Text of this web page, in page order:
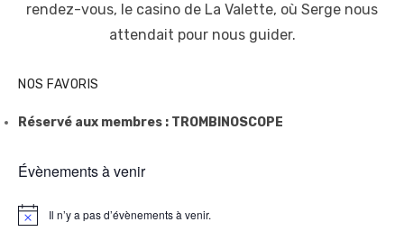
rendez-vous, le casino de La Valette, où Serge nous
attendait pour nous guider.
NOS FAVORIS
Réservé aux membres : TROMBINOSCOPE
Évènements à venir
N
Il n’y a pas d’évènements à venir.